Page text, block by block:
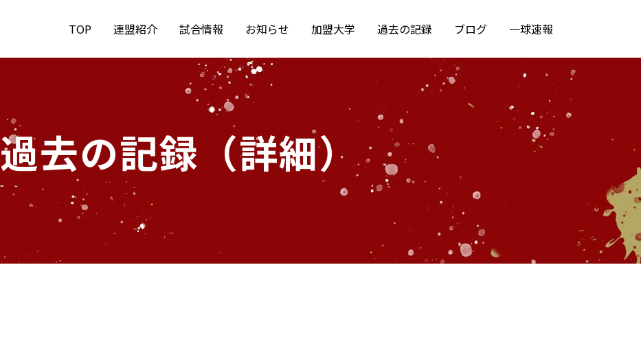
TOP 連盟紹介 試合情報 お知らせ 加盟大学 過去の記録 ブログ 一球速報
過去の記録（詳細）